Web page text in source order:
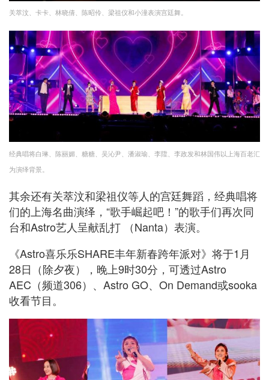
关萃汶、卡卡、林晓倩、陈昭伶、梁祖仪和小潼表演宫廷舞。
经典唱将白琳、陈丽媚、糖糖、吴沁尹、潘淑瑜、李陞、李政发和林国伟以上海百老汇
为演绎背景。
其余还有关萃汶和梁祖仪等人的宫廷舞蹈，经典唱将
们的上海名曲演绎，“歌⼿崛起吧！”的歌手们再次同
台和Astro艺人呈献乱打 （Nanta）表演。
《Astro喜乐乐SHARE丰年新春跨年派对》将于1月
28日（除夕夜），晚上9时30分，可透过Astro
AEC（频道306）、Astro GO、On Demand或sooka
收看节目。